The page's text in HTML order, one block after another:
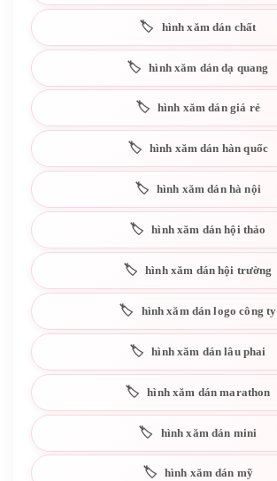
hình xăm dán chất
hình xăm dán dạ quang
hình xăm dán giá rẻ
hình xăm dán hàn quốc
hình xăm dán hà nội
hình xăm dán hội thảo
hình xăm dán hội trường
hình xăm dán logo công ty
hình xăm dán lâu phai
hình xăm dán marathon
hình xăm dán mini
hình xăm dán mỹ